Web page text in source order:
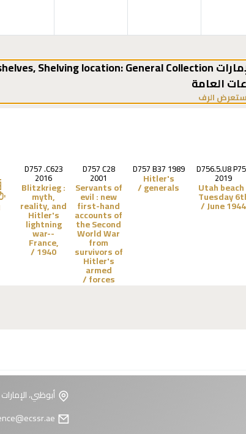
,Shelving location:
العامة
الرف
D756.5.U8
2019
Utah beach
Tuesday
June 1944 /
D757 B37 1989
Hitler's
generals /
D757 C28
2001
Servants of
evil :new
first-hand
accounts of
the Second
World War
from
survivors of
Hitler's
armed
forces /
D757 .C623
2016
Blitzkrieg :
myth,
reality, and
Hitler's
lightning
war--
France,
1940 /
أبوظبي،